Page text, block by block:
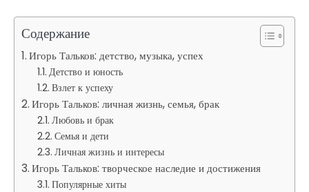
Содержание
Игорь Тальков: детство, музыка, успех
Детство и юность
Взлет к успеху
Игорь Тальков: личная жизнь, семья, брак
Любовь и брак
Семья и дети
Личная жизнь и интересы
Игорь Тальков: творческое наследие и достижения
Популярные хиты